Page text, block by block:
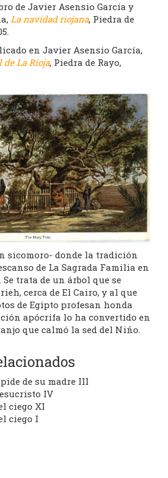
de Javier Asensio García y
La navidad riojana, Piedra de
en Javier Asensio García,
de La Rioja, Piedra de Rayo,
sicomoro- donde la tradición
de La Sagrada Familia en
trata de un árbol que se
cerca de El Cairo, y al que
de Egipto profesan honda
apócrifa lo ha convertido en
que calmó la sed del Niño.
de su madre III
IV
ciego XI
ciego I